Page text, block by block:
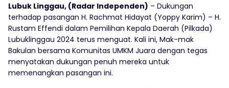
Lubuk Linggau, (Radar Independen) – Dukungan
terhadap pasangan H. Rachmat Hidayat (Yoppy Karim) – H.
Rustam Effendi dalam Pemilihan Kepala Daerah (Pilkada)
Lubuklinggau 2024 terus menguat. Kali ini, Mak-mak
Bakulan bersama Komunitas UMKM Juara dengan tegas
menyatakan dukungan penuh mereka untuk
memenangkan pasangan ini.